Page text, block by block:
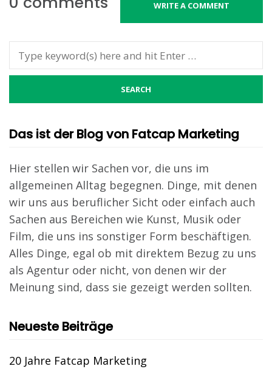
WRITE A COMMENT
Das ist der Blog von Fatcap Marketing
Hier stellen wir Sachen vor, die uns im
allgemeinen Alltag begegnen. Dinge, mit denen
wir uns aus beruflicher Sicht oder einfach auch
Sachen aus Bereichen wie Kunst, Musik oder
Film, die uns ins sonstiger Form beschäftigen.
Alles Dinge, egal ob mit direktem Bezug zu uns
als Agentur oder nicht, von denen wir der
Meinung sind, dass sie gezeigt werden sollten.
Neueste Beiträge
20 Jahre Fatcap Marketing